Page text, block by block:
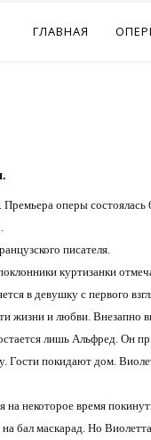
ГЛАВНАЯ
оперы состоялась
писателя.
куртизанки
в девушку с первого
жизни и любви. Внезапно
лишь Альфред. Он
Гости покидают дом.
некоторое время
бал маскарад. Но